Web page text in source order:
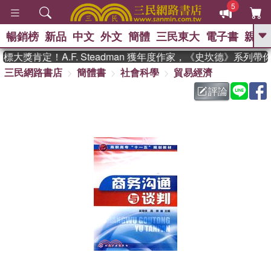
5
GO
熱搜： 東野圭吾 、 高希均教授回憶錄
父親節 、 如果歷
暑期推薦 、 國際布克
偉大的迷走神經
暢銷榜 新品 中文 外文 簡體 三民東大 電子書 親子
獎肯定！A.F. Steadman 獲年度作家，《史坎德》系列帶你
三民網路書店
簡體書 社會科學
貿易經濟
評論